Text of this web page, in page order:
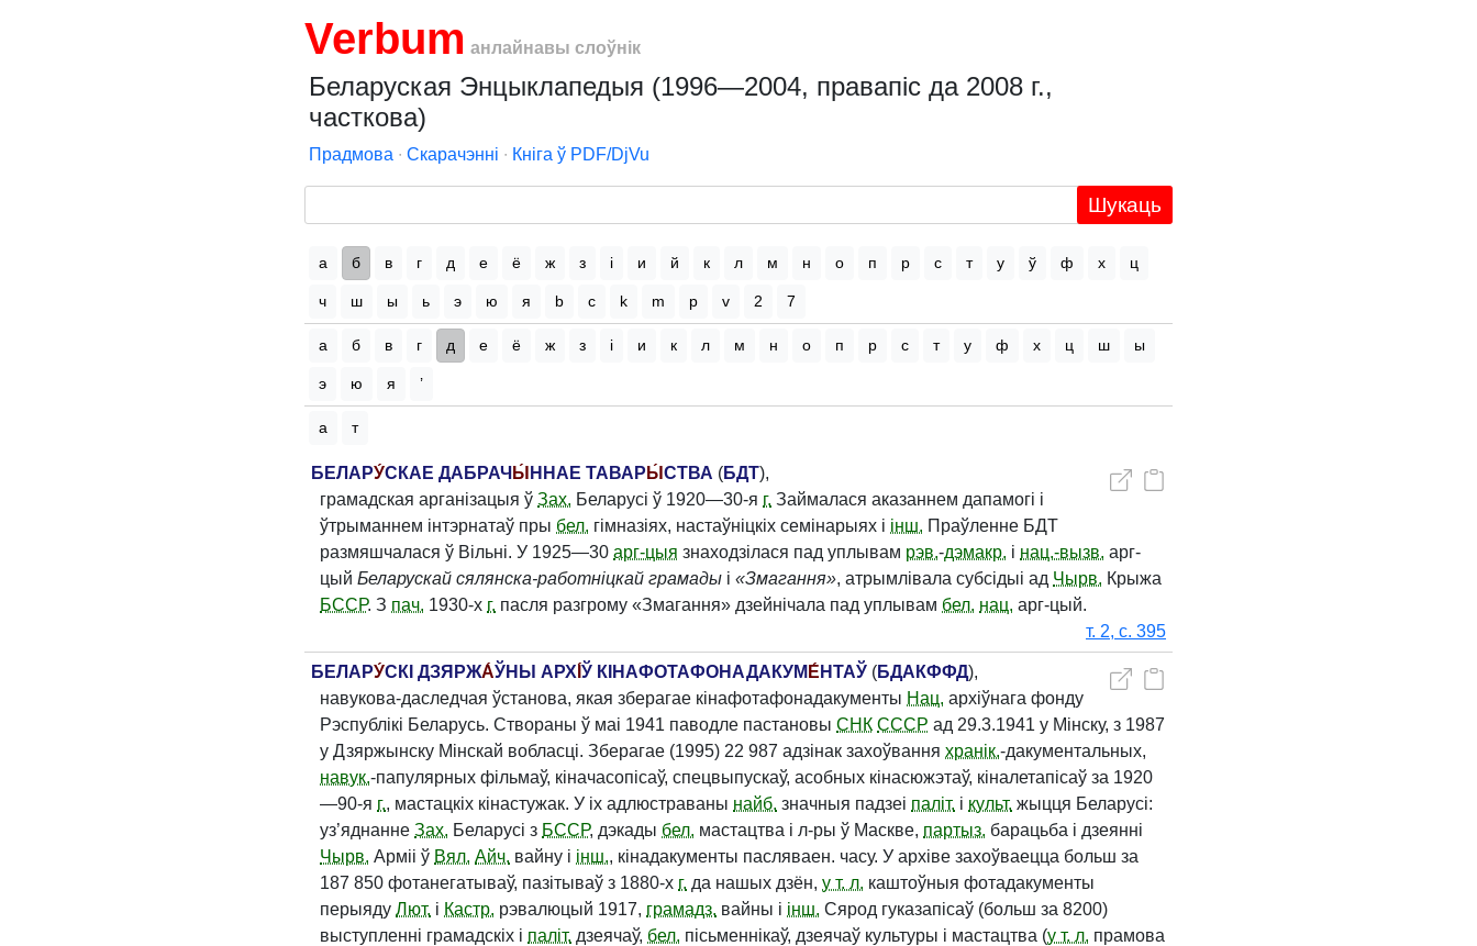
Verbum анлайнавы слоўнік
Беларуская Энцыклапедыя (1996—2004, правапіс да 2008 г.,
часткова)
Прадмова ∙ Скарачэнні ∙ Кніга ў PDF/DjVu
Шукаць
а б в г д е ё ж з і и й к л м н о п р с т у ў ф х ц
ч ш ы ь э ю я b c k m p v 2 7
а б в г д е ё ж з і и к л м н о п р с т у ф х ц ш ы
э ю я ’
а т
БЕЛАРУ́СКАЕ ДАБРАЧ Ы́ ННАЕ ТАВАР Ы́ СТВА (БДТ),
грамадская арганізацыя ў Зах. Беларусі ў 1920—30-я г. Займалася аказаннем дапамогі і
ўтрыманнем інтэрнатаў пры бел. гімназіях, настаўніцкіх семінарыях і інш. Праўленне БДТ
размяшчалася ў Вільні. У 1925—30 арг-цыя знаходзілася пад уплывам рэв.-дэмакр. і нац.-вызв. арг-
цый Беларускай сялянска-работніцкай грамады і «Змагання», атрымлівала субсідыі ад Чырв. Крыжа
БССР. З пач. 1930-х г. пасля разгрому «Змагання» дзейнічала пад уплывам бел. нац. арг-цый.
т. 2, с. 395
БЕЛАРУ́СКІ ДЗЯРЖА́ЎНЫ АРХ Ў КІНАФОТАФОНАДАКУМ Е́ НТАЎ (БДАКФФД),
навукова-даследчая ўстанова, якая зберагае кінафотафонадакументы Нац. архіўнага фонду
Рэспублікі Беларусь. Створаны ў маі 1941 паводле пастановы СНК СССР ад 29.3.1941 у Мінску, з 1987
у Дзяржынску Мінскай вобласці. Зберагае (1995) 22 987 адзінак захоўвання хранік.-дакументальных,
навук.-папулярных фільмаў, кіначасопісаў, спецвыпускаў, асобных кінасюжэтаў, кіналетапісаў за 1920
—90-я г., мастацкіх кінастужак. У іх адлюстраваны найб. значныя падзеі паліт. і культ. жыцця Беларусі:
уз’яднанне Зах. Беларусі з БССР, дэкады бел. мастацтва і л-ры ў Маскве, партыз. барацьба і дзеянні
Чырв. Арміі ў Вял. Айч. вайну і інш., кінадакументы пасляваен. часу. У архіве захоўваецца больш за
187 850 фотанегатываў, пазітываў з 1880-х г. да нашых дзён, у т. л. каштоўныя фотадакументы
перыяду Лют. і Кастр. рэвалюцый 1917, грамадз. вайны і інш. Сярод гуказапісаў (больш за 8200)
выступленні грамадскіх і паліт. дзеячаў, бел. пісьменнікаў, дзеячаў культуры і мастацтва (у т. л. прамова